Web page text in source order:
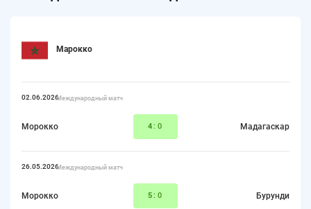
Марокко
02.06.2026Международный матч
Морокко 4:0 Мадагаскар
26.05.2026Международный матч
Морокко 5:0 Бурунди